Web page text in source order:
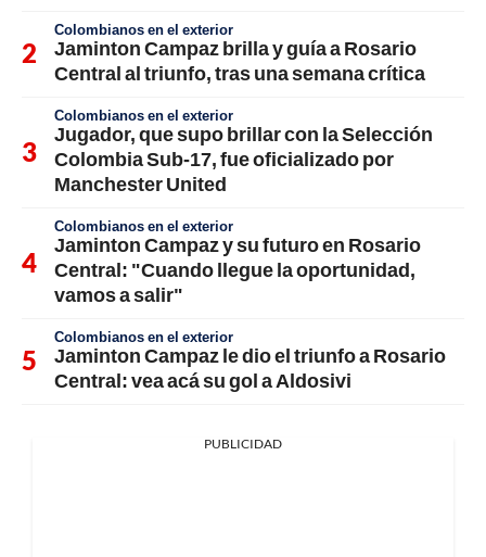
Colombianos en el exterior
Jaminton Campaz brilla y guía a Rosario
Central al triunfo, tras una semana crítica
Colombianos en el exterior
Jugador, que supo brillar con la Selección
Colombia Sub-17, fue oficializado por
Manchester United
Colombianos en el exterior
Jaminton Campaz y su futuro en Rosario
Central: "Cuando llegue la oportunidad,
vamos a salir"
Colombianos en el exterior
Jaminton Campaz le dio el triunfo a Rosario
Central: vea acá su gol a Aldosivi
PUBLICIDAD